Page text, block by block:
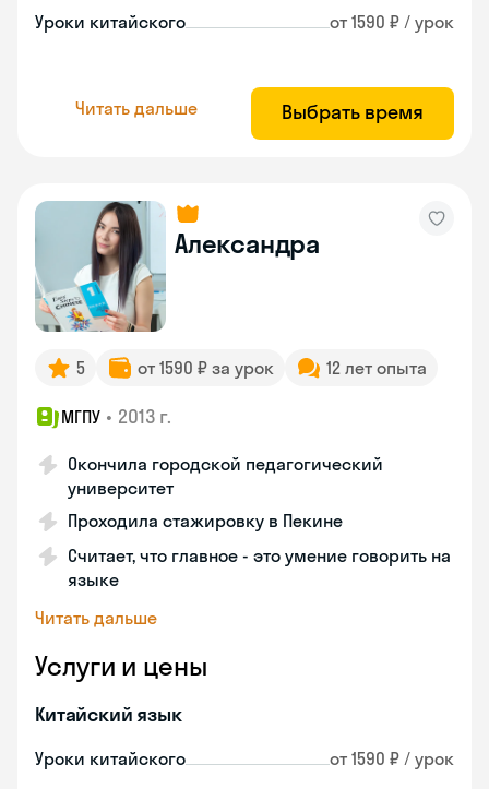
Уроки китайского от 1590 ₽ / урок
Читать дальше Выбрать время
Александра
5 от 1590 ₽ за урок 12 лет опыта
МГПУ • 2013 г.
Окончила городской педагогический
университет
Проходила стажировку в Пекине
Считает, что главное - это умение говорить на
языке
Читать дальше
Услуги и цены
Китайский язык
Уроки китайского от 1590 ₽ / урок